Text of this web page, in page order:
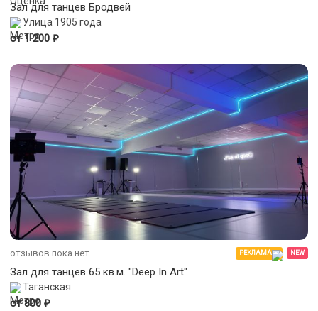
Зал для танцев Бродвей
Улица 1905 года
от 1 200 ₽
отзывов пока нет РЕКЛАМА NEW
Зал для танцев 65 кв.м. "Deep In Art"
Таганская
от 800 ₽